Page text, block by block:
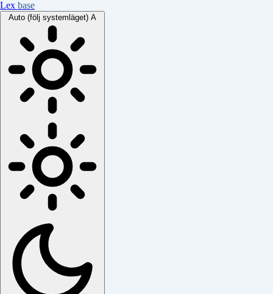
Lex base
Auto (följ systemläget) A